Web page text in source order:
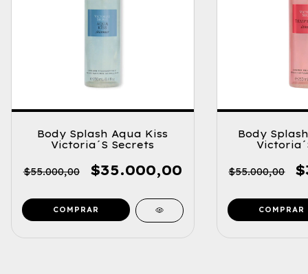
Body Splash Aqua Kiss
Victoria´S Secrets
$55.000,00 $35.000,00
Body
$55.000,00